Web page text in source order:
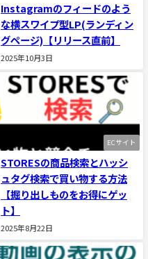
Instagramのフィードのよう
な横スワイプ型LP(ランディン
グページ)【リリース直前】
2025年10月3日
ECサイト
STORESの商品検索とハッシ
ュタグ検索で買い物する方法
【掘り出しものをお得にゲッ
ト】
2025年8月22日